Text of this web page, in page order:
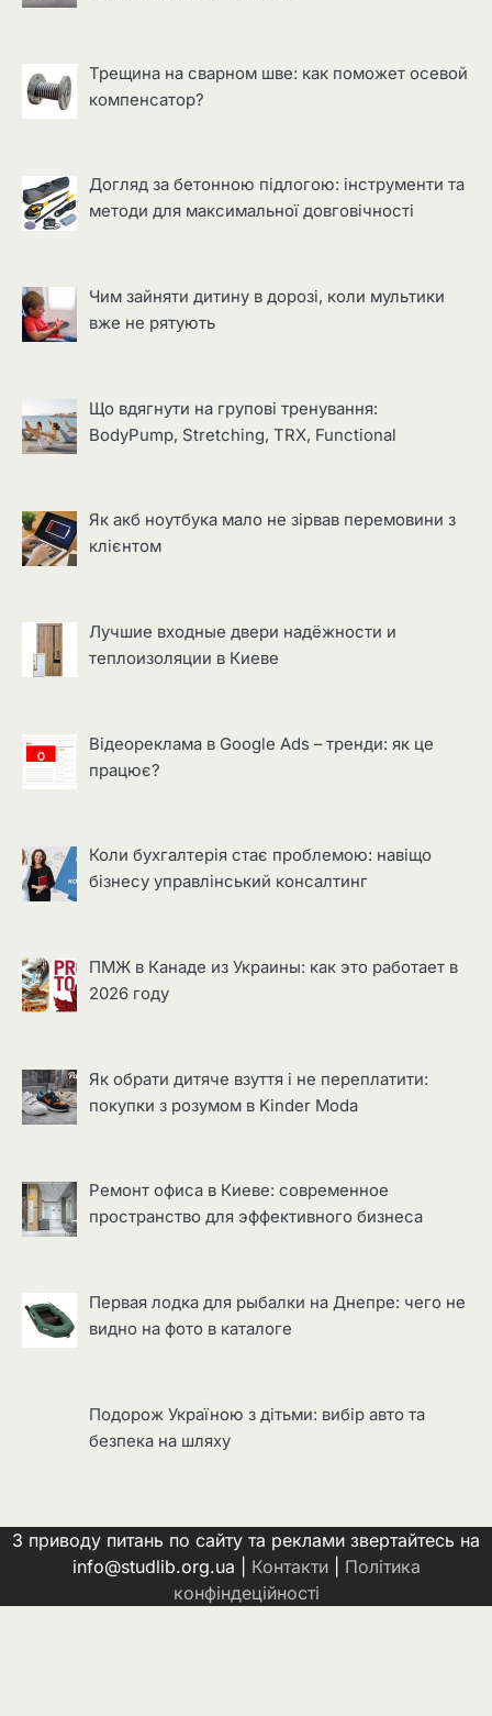
Трещина на сварном шве: как поможет осевой
компенсатор?
Догляд за бетонною підлогою: інструменти та
методи для максимальної довговічності
Чим зайняти дитину в дорозі, коли мультики
вже не рятують
Що вдягнути на групові тренування:
BodyPump, Stretching, TRX, Functional
Як акб ноутбука мало не зірвав перемовини з
клієнтом
Лучшие входные двери надёжности и
теплоизоляции в Киеве
Відеореклама в Google Ads – тренди: як це
працює?
Коли бухгалтерія стає проблемою: навіщо
бізнесу управлінський консалтинг
ПМЖ в Канаде из Украины: как это работает в
2026 году
Як обрати дитяче взуття і не переплатити:
покупки з розумом в Kinder Moda
Ремонт офиса в Киеве: современное
пространство для эффективного бизнеса
Первая лодка для рыбалки на Днепре: чего не
видно на фото в каталоге
Подорож Україною з дітьми: вибір авто та
безпека на шляху
З приводу питань по сайту та реклами звертайтесь на
info@studlib.org.ua | Контакти| Політика
конфіндеційності